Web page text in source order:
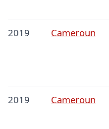
2019 Cameroun
2019 Cameroun